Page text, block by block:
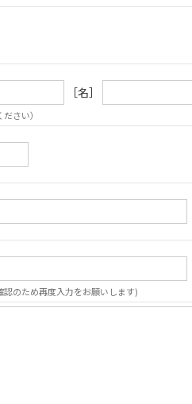
［名］
さい）
認のため再度入力をお願いします)